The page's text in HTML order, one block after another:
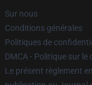
Sur nous
Conditions générales
Politiques de
DMCA - Politique sur
Le présent règlement